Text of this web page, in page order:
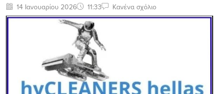
14 Ιανουαρίου 2026 11:33 Κανένα σχόλιο